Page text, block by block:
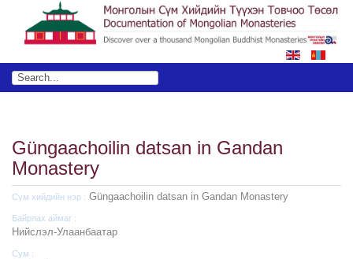
Güngaachoilin datsan in Gandan
Monastery
Сүм хийдийн нэр : Güngaachoilin datsan in Gandan Monastery
Байрлах аймаг :
Нийслэл-Улаанбаатар
Сум :